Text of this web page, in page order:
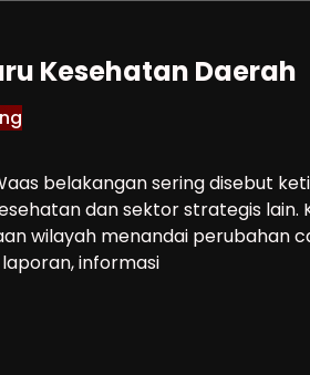
Kesehatan Daerah
belakangan sering disebut
dan sektor strategis lain.
wilayah menandai perubahan
informasi
Peta Baru Kesehatan Daerah